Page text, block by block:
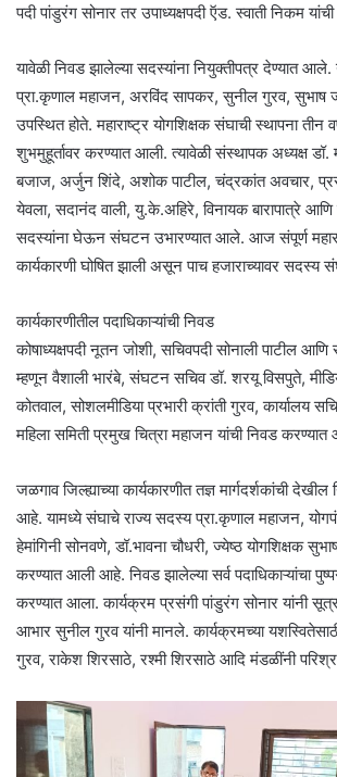
पदी पांडुरंग सोनार तर उपाध्यक्षपदी ऍड. स्वाती निकम
यावेळी निवड झालेल्या सदस्यांना नियुक्तीपत्र देण्यात आले.
प्रा.कृणाल महाजन, अरविंद सापकर, सुनील गुरव,
उपस्थित होते. महाराष्ट्र योगशिक्षक संघाची स्थापना तीन
शुभमुहूर्तावर करण्यात आली. त्यावेळी संस्थापक अध्यक्ष
बजाज, अर्जुन शिंदे, अशोक पाटील, चंद्रकांत अवचार,
येवला, सदानंद वाली, यु.के.अहिरे, विनायक बारापात्रे
सदस्यांना घेऊन संघटन उभारण्यात आले. आज संपूर्ण
कार्यकारणी घोषित झाली असून पाच हजाराच्यावर
कार्यकारणीतील पदाधिकाऱ्यांची निवड
कोषाध्यक्षपदी नूतन जोशी, सचिवपदी सोनाली पाटील
म्हणून वैशाली भारंबे, संघटन सचिव डॉ. शरयू विसपुते,
कोतवाल, सोशलमीडिया प्रभारी क्रांती गुरव, कार्यालय
महिला समिती प्रमुख चित्रा महाजन यांची निवड
जळगाव जिल्ह्याच्या कार्यकारणीत तज्ञ मार्गदर्शकांची
आहे. यामध्ये संघाचे राज्य सदस्य प्रा.कृणाल महाजन,
हेमांगिनी सोनवणे, डॉ.भावना चौधरी, ज्येष्ठ योगशिक्षक
करण्यात आली आहे. निवड झालेल्या सर्व पदाधिकाऱ्यांचा
करण्यात आला. कार्यक्रम प्रसंगी पांडुरंग सोनार यांनी
आभार सुनील गुरव यांनी मानले. कार्यक्रमच्या
गुरव, राकेश शिरसाठे, रश्मी शिरसाठे आदि मंडळींनी